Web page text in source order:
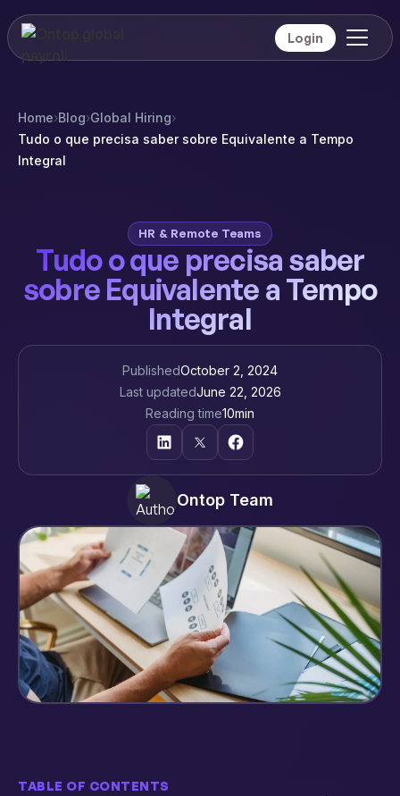
Login
Home›Blog›Global Hiring›
Tudo o que precisa saber sobre Equivalente a Tempo
Integral
HR & Remote Teams
Tudo o que precisa saber
sobre Equivalente a Tempo
Integral
PublishedOctober 2, 2024
Last updatedJune 22, 2026
Reading time10min
Ontop Team
TABLE OF CONTENTS